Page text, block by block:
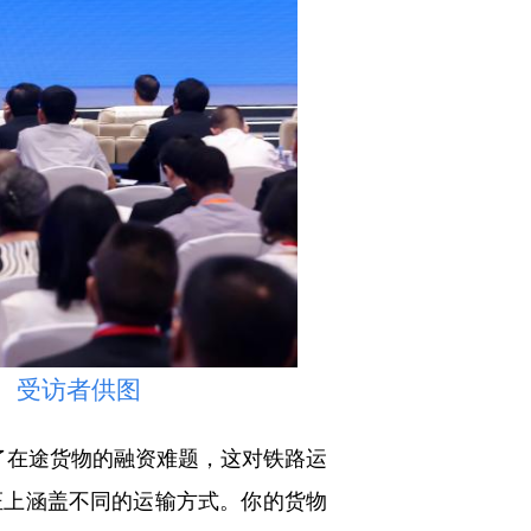
受访者供图
途货物的融资难题，这对铁路运
涵盖不同的运输方式。你的货物